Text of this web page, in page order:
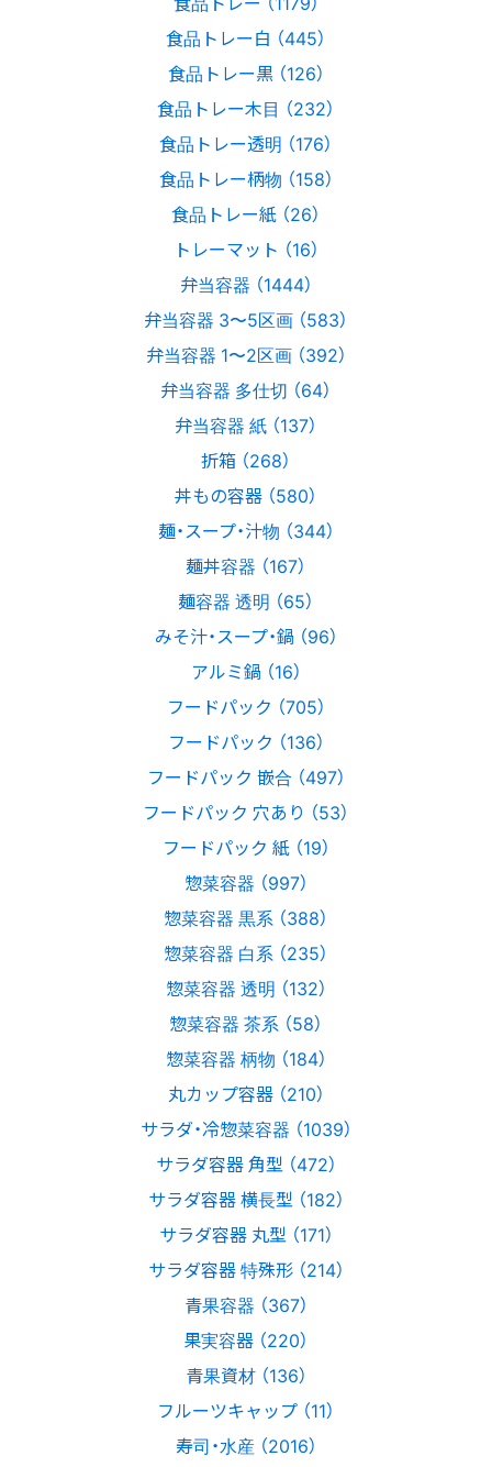
食品トレー白 （445）
食品トレー黒 （126）
食品トレー木目 （232）
食品トレー透明 （176）
食品トレー柄物 （158）
食品トレー紙 （26）
トレーマット （16）
弁当容器 （1444）
弁当容器 3〜5区画 （583）
弁当容器 1〜2区画 （392）
弁当容器 多仕切 （64）
弁当容器 紙 （137）
折箱 （268）
丼もの容器 （580）
麺・スープ・汁物 （344）
麺丼容器 （167）
麺容器 透明 （65）
みそ汁・スープ・鍋 （96）
アルミ鍋 （16）
フードパック （705）
フードパック （136）
フードパック 嵌合 （497）
フードパック 穴あり （53）
フードパック 紙 （19）
惣菜容器 （997）
惣菜容器 黒系 （388）
惣菜容器 白系 （235）
惣菜容器 透明 （132）
惣菜容器 茶系 （58）
惣菜容器 柄物 （184）
丸カップ容器 （210）
サラダ・冷惣菜容器 （1039）
サラダ容器 角型 （472）
サラダ容器 横長型 （182）
サラダ容器 丸型 （171）
サラダ容器 特殊形 （214）
青果容器 （367）
果実容器 （220）
青果資材 （136）
フルーツキャップ （11）
寿司・水産 （2016）